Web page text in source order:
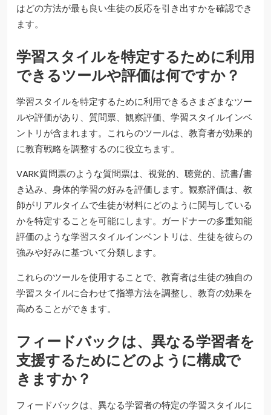
はどの方法が最も良い生徒の反応を引き出すかを確認でき
ます。
学習スタイルを特定するために利用
できるツールや評価は何ですか？
学習スタイルを特定するために利用できるさまざまなツー
ルや評価があり、質問票、観察評価、学習スタイルインベ
ントリが含まれます。これらのツールは、教育者が効果的
に教育戦略を調整するのに役立ちます。
VARK質問票のような質問票は、視覚的、聴覚的、読書/書
き込み、身体的学習の好みを評価します。観察評価は、教
師がリアルタイムで生徒が材料にどのように関与している
かを特定することを可能にします。ガードナーの多重知能
評価のような学習スタイルインベントリは、生徒を彼らの
強みや好みに基づいて分類します。
これらのツールを使用することで、教育者は生徒の独自の
学習スタイルに合わせて指導方法を調整し、教育の効果を
高めることができます。
フィードバックは、異なる学習者を
支援するためにどのように構成で
きますか？
フィードバックは、異なる学習者の特定の学習スタイルに